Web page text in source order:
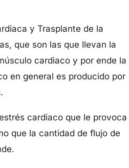
y Trasplante de la
que son las que llevan la
cardiaco y por ende la
en general es producido por
cardiaco que le provoca
que la cantidad de flujo de